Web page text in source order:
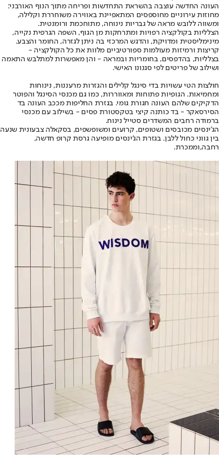
העונה החדשה עוצבה בהשראת התחדשות ופריחה מתוך הנוף האורבני:
מחוזות עירוניים מחוספסים המתאפיינת באווירה משוחררת וקלילה,
ומשווה ללובש מראה של גבריות נינוחה, מתוחכמת ורומנטית.
הצלליות בקולקציה רפויות ומתרחקות מן הגוף, השפה הגרפית נקייה,
מינימליסטית ומדויקת, והדגש המרכזי בה ניתן לגזרה, החומר והצבע.
קריצות ורמיזות מעולמות ספורטיביים מלוות את כל הקולקציה -
בצלליות, בהדפסים, בחומריות ובמראה - והן מאפשרות למתלבש התאמה
ושילוב של פריטים לפי סגנונו האישי.
חולצות הטי עשויות בדי סינגל קלילים והגזרות מרעננות, נינוחות
ומחמיאות. הגופיות פתוחות ומאווררות, כמו גם מכנסי הסינגל והפוטר
הדקיקים שלהם העונה חגורת גומי. בגזרת החליפות מככב העונה בד
הסירסאקר - בד כותנה קיצי בטקסטורת פסים - בשילוב עם מכנסי
ברמודה רחבים המשדרים סטייל נינוח.
הג'ינסים מכובסים ושטופים, קרועים ומשופשפים, בסקאלה צבעונית שנעה
בין גווני כחול ללבן. בגזרת הג'ינסים מופיעה גרסת קרופ חדשה,
רחבה,וממכרת.